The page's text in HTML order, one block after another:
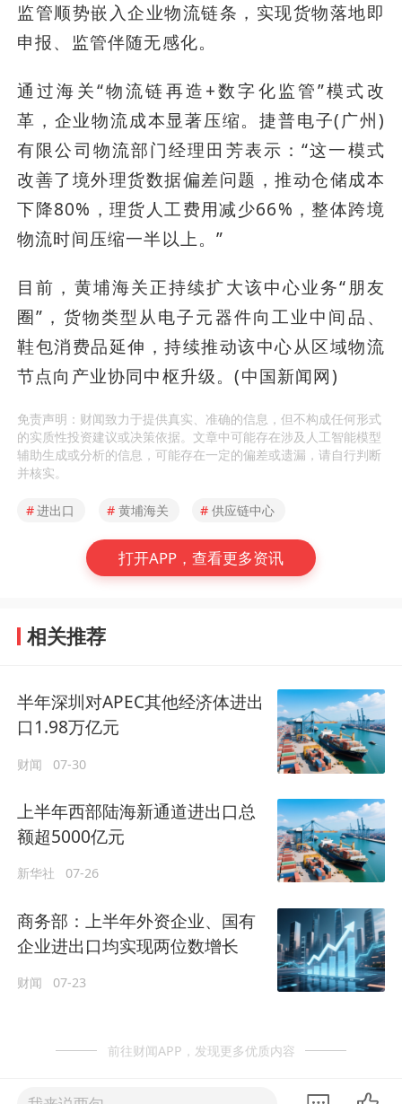
监管顺势嵌入企业物流链条，实现货物落地即
申报、监管伴随无感化。
通过海关“物流链再造+数字化监管”模式改
革，企业物流成本显著压缩。捷普电子(广州)
有限公司物流部门经理田芳表示：“这一模式
改善了境外理货数据偏差问题，推动仓储成本
下降80%，理货人工费用减少66%，整体跨境
物流时间压缩一半以上。”
目前，黄埔海关正持续扩大该中心业务“朋友
圈”，货物类型从电子元器件向工业中间品、
鞋包消费品延伸，持续推动该中心从区域物流
节点向产业协同中枢升级。(中国新闻网)
免责声明：财闻致力于提供真实、准确的信息，但不构成任何形式
的实质性投资建议或决策依据。文章中可能存在涉及人工智能模型
辅助生成或分析的信息，可能存在一定的偏差或遗漏，请自行判断
并核实。
#进出口 # 黄埔海关 # 供应链中心
打开APP，查看更多资讯
相关推荐
半年深圳对APEC其他经济体进出
口1.98万亿元
财闻 07-30
上半年西部陆海新通道进出口总
额超5000亿元
新华社 07-26
商务部：上半年外资企业、国有
企业进出口均实现两位数增长
财闻 07-23
前往财闻APP，发现更多优质内容